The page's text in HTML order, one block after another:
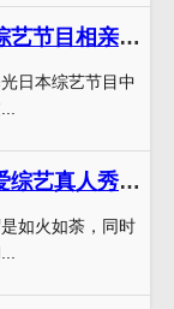
爆料大揭秘！日本综艺节目相亲的一群人在别墅里过7天的背后有哪些故事？
日本综艺节目中
精彩预告：日本恋爱综艺真人秀第55期下一期将继续追踪主角的爱情之路
如火如荼，同时